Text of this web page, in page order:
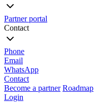
Partner portal
Contact
Phone
Email
WhatsApp
Contact
Become a partner Roadmap
Login